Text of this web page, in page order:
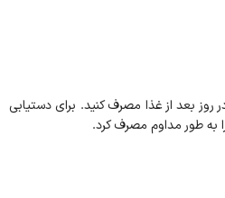
بعد از غذا مصرف کنید. برای دستیابی
به طور مداوم مصرف کرد.